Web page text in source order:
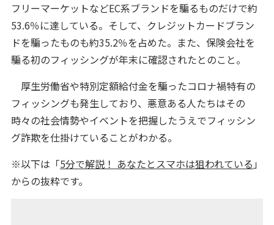
フリーマーケットなどEC系ブランドを騙るものだけで約
53.6％に達している。そして、クレジットカードブラン
ドを騙ったものも約35.2％を占めた。また、保険会社を
騙る初のフィッシングが年末に確認されたとのこと。
厚生労働省や特別定額給付金を騙ったコロナ禍特有の
フィッシングも発生しており、悪意ある人たちはその
時々の社会情勢やイベントを把握したうえでフィッシン
グ詐欺を仕掛けていることがわかる。
※以下は「5分で解説！ あなたとスマホは狙われている 」
からの抜粋です。